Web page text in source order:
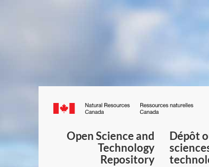
Canada.ca
du
Open Science and
Technology
Repository
Dépôt